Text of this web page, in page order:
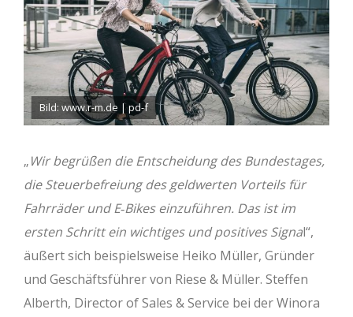
Bild: www.r-m.de | pd-f
„Wir begrüßen die Entscheidung des Bundestages,
die Steuerbefreiung des geldwerten Vorteils für
Fahrräder und E‐Bikes einzuführen. Das ist im
ersten Schritt ein wichtiges und positives Signal“,
äußert sich beispielsweise Heiko Müller, Gründer
und Geschäftsführer von Riese & Müller. Steffen
Alberth, Director of Sales & Service bei der Winora